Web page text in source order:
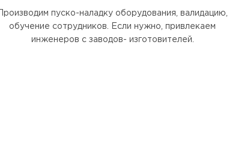
Производим пуско-наладку оборудования, валидацию,
обучение сотрудников. Если нужно, привлекаем
инженеров с заводов- изготовителей.